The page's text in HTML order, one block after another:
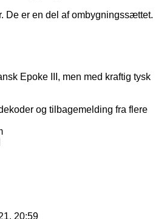
De er en del af ombygningssættet.
Epoke III, men med kraftig tysk
og tilbagemelding fra flere
20:59